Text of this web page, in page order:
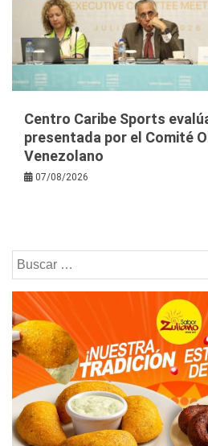
Centro Caribe Sports
presentada por el Comité
Venezolano
07/08/2026
Buscar: